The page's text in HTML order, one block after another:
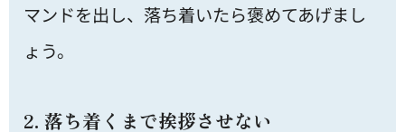
マンドを出し、落ち着いたら褒めてあげまし
ょう。
2. 落ち着くまで挨拶させない